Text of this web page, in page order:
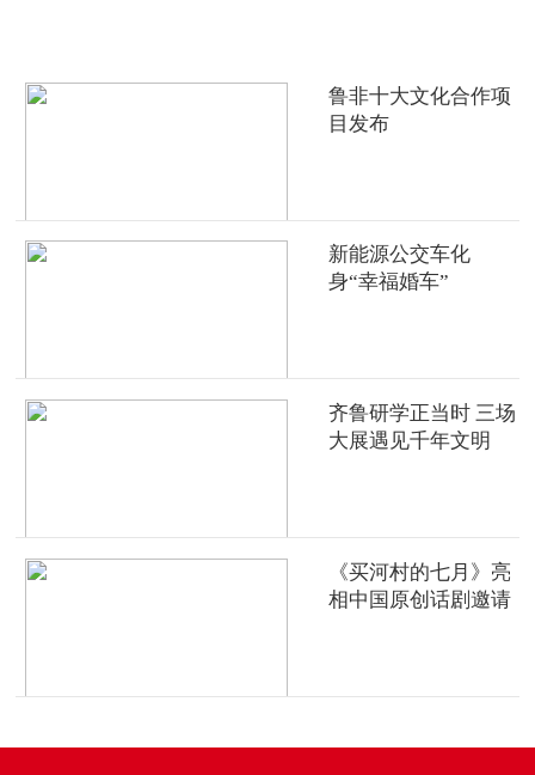
鲁非十大文化合作项
目发布
新能源公交车化
身“幸福婚车”
齐鲁研学正当时 三场
大展遇见千年文明
《买河村的七月》亮
相中国原创话剧邀请